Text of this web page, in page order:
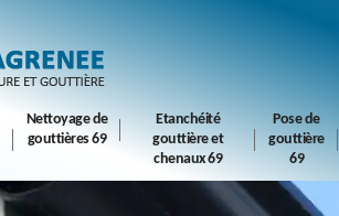
Nettoyage de
gouttières 69
Etanchéité
gouttière et
chenaux 69
Pose de
gouttière
69